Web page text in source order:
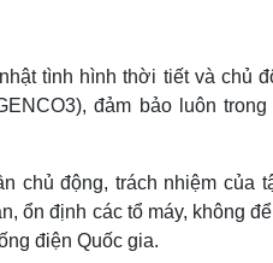
tình hình thời tiết và chủ
đảm bảo luôn
chủ động, trách nhiệm của
ổn định các tổ máy, không
điện Quốc gia.